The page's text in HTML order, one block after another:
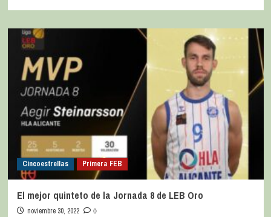
Cincoestrellas Primera FEB
El mejor quinteto de la Jornada 8 de LEB Oro
noviembre 30, 2022
0